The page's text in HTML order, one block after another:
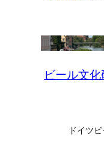
ビール文
ドイツ